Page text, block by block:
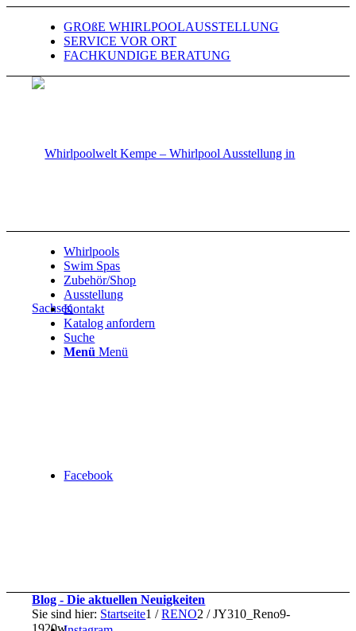
GROßE WHIRLPOOLAUSSTELLUNG
SERVICE VOR ORT
FACHKUNDIGE BERATUNG
Facebook
Whirlpools
Swim Spas
Zubehör/Shop
Ausstellung
Kontakt
Katalog anfordern
Suche
Menü Menü
Blog - Die aktuellen Neuigkeiten
Sie sind hier: Startseite1 / RENO2 / JY310_Reno9-
1920w